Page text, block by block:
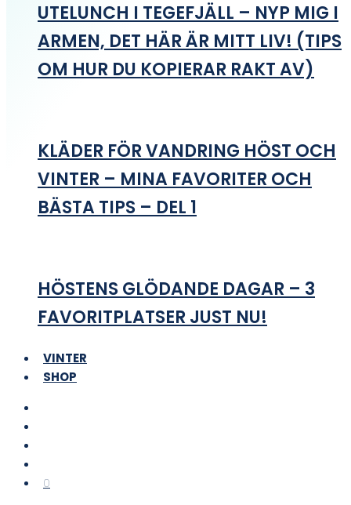
UTELUNCH I TEGEFJÄLL – NYP MIG I
ARMEN, DET HÄR ÄR MITT LIV! (TIPS
OM HUR DU KOPIERAR RAKT AV)
KLÄDER FÖR VANDRING HÖST OCH
VINTER – MINA FAVORITER OCH
BÄSTA TIPS – DEL 1
HÖSTENS GLÖDANDE DAGAR – 3
FAVORITPLATSER JUST NU!
VINTER
SHOP
0